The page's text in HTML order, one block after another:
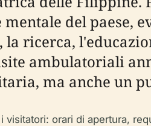
del paese,
ricerca,
ambulatoriali
ma anche un
orari di apertura,